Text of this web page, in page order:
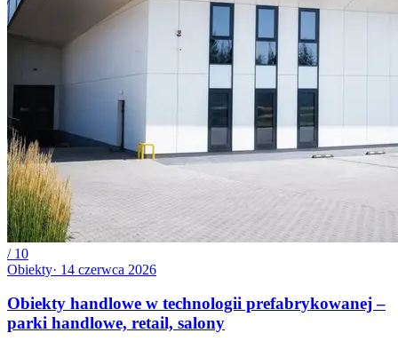
/ 10
Obiekty· 14 czerwca 2026
Obiekty handlowe w technologii prefabrykowanej –
parki handlowe, retail, salony